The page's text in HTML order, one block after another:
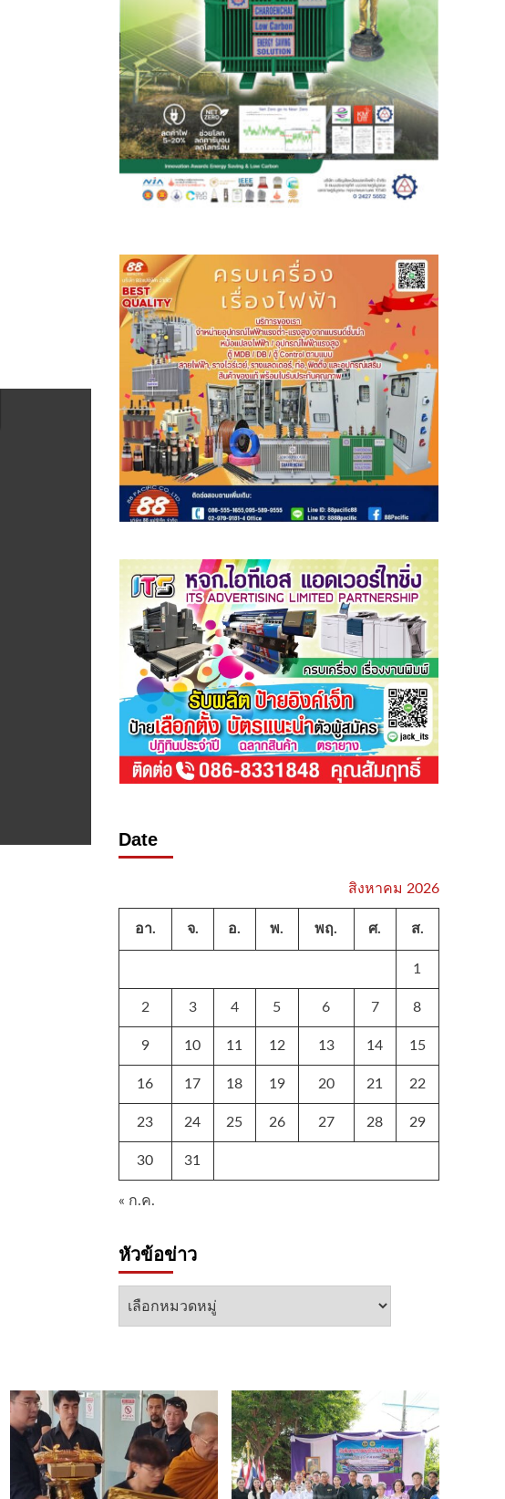
Date
สิงหาคม 2026
อา. จ. อ. พ. พฤ. ศ. ส.
1
2 3 4 5 6 7 8
9 10 11 12 13 14 15
16 17 18 19 20 21 22
23 24 25 26 27 28 29
30 31
« ก.ค.
หัวข้อข่าว
หัวข้อ